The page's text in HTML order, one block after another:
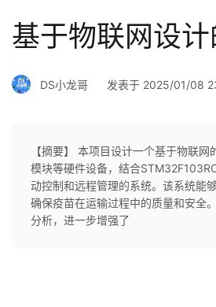
基于物联网设
DS小龙哥 发表于 2025/01/08
【摘要】 本项目设计一个基于物联
模块等硬件设备，结合
动控制和远程管理的系统。该系统能
确保疫苗在运输过程中的质量和安全
分析，进一步增强了